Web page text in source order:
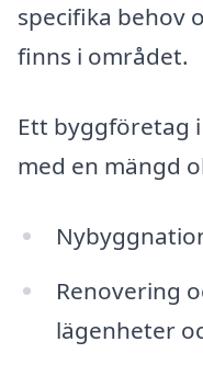
specifika behov
finns i området.
Ett byggföretag
med en mängd
Renovering
lägenheter